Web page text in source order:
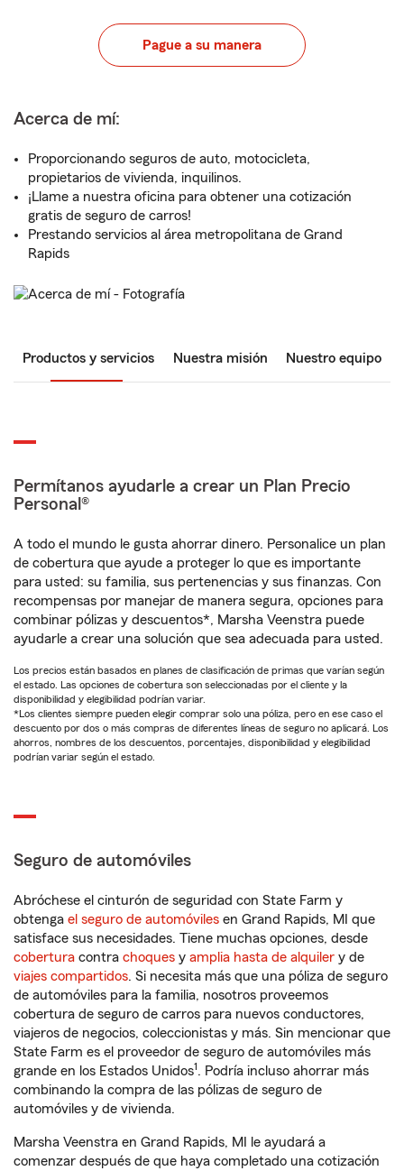
Pague a su manera
Acerca de mí:
Proporcionando seguros de auto, motocicleta,
propietarios de vivienda, inquilinos.
¡Llame a nuestra oficina para obtener una cotización
gratis de seguro de carros!
Prestando servicios al área metropolitana de Grand
Rapids
Productos y servicios Nuestra misión Nuestro equipo
Permítanos ayudarle a crear un Plan Precio
Personal®
A todo el mundo le gusta ahorrar dinero. Personalice un plan
de cobertura que ayude a proteger lo que es importante
para usted: su familia, sus pertenencias y sus finanzas. Con
recompensas por manejar de manera segura, opciones para
combinar pólizas y descuentos*, Marsha Veenstra puede
ayudarle a crear una solución que sea adecuada para usted.
Los precios están basados en planes de clasificación de primas que varían según
el estado. Las opciones de cobertura son seleccionadas por el cliente y la
disponibilidad y elegibilidad podrían variar.
*Los clientes siempre pueden elegir comprar solo una póliza, pero en ese caso el
descuento por dos o más compras de diferentes líneas de seguro no aplicará. Los
ahorros, nombres de los descuentos, porcentajes, disponibilidad y elegibilidad
podrían variar según el estado.
Seguro de automóviles
Abróchese el cinturón de seguridad con State Farm y
obtenga el seguro de automóviles en Grand Rapids, MI que
satisface sus necesidades. Tiene muchas opciones, desde
cobertura contra choques y amplia hasta de alquiler y de
viajes compartidos. Si necesita más que una póliza de seguro
de automóviles para la familia, nosotros proveemos
cobertura de seguro de carros para nuevos conductores,
viajeros de negocios, coleccionistas y más. Sin mencionar que
State Farm es el proveedor de seguro de automóviles más
grande en los Estados Unidos1 . Podría incluso ahorrar más
combinando la compra de las pólizas de seguro de
automóviles y de vivienda.
Marsha Veenstra en Grand Rapids, MI le ayudará a
comenzar después de que haya completado una cotización